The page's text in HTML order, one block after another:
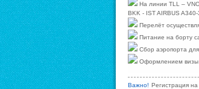
На линии TLL –
BKK - IST AIRBUS A340-
Перелёт
Питание на борту
Сбор аэропорта
Оформлением визы
Важно! Регистрация